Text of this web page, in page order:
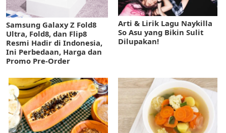
Samsung Galaxy Z Fold8
Ultra, Fold8, dan Flip8
Resmi Hadir di Indonesia,
Ini Perbedaan, Harga dan
Promo Pre-Order
Arti & Lirik Lagu Naykilla
So Asu yang Bikin Sulit
Dilupakan!